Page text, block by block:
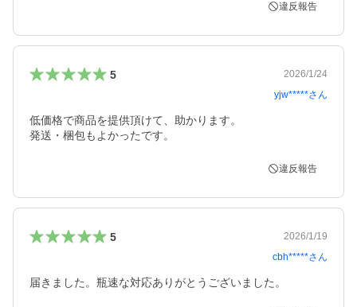
違反報告
5
2026/1/24
yjw*****さん
低価格で商品を提供頂けて、助かります。
発送・梱包もよかったです。
違反報告
5
2026/1/19
cbh*****さん
届きました。瓶速な対応ありがとうございました。